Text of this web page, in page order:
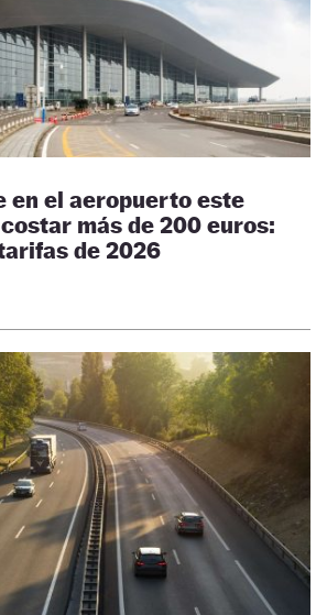
en el aeropuerto este
más de 200 euros:
de 2026